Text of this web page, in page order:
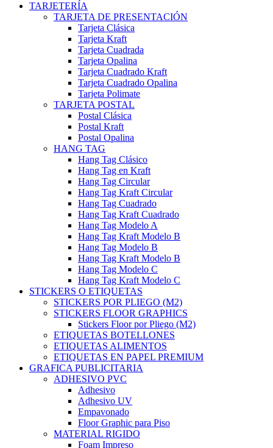
TARJETERÍA
TARJETA DE PRESENTACIÓN
Tarjeta Clásica
Tarjeta Kraft
Tarjeta Cuadrada
Tarjeta Opalina
Tarjeta Cuadrado Kraft
Tarjeta Cuadrado Opalina
Tarjeta Polimate
TARJETA POSTAL
Postal Clásica
Postal Kraft
Postal Opalina
HANG TAG
Hang Tag Clásico
Hang Tag en Kraft
Hang Tag Circular
Hang Tag Kraft Circular
Hang Tag Cuadrado
Hang Tag Kraft Cuadrado
Hang Tag Modelo A
Hang Tag Kraft Modelo B
Hang Tag Modelo B
Hang Tag Kraft Modelo B
Hang Tag Modelo C
Hang Tag Kraft Modelo C
STICKERS O ETIQUETAS
STICKERS POR PLIEGO (M2)
STICKERS FLOOR GRAPHICS
Stickers Floor por Pliego (M2)
ETIQUETAS BOTELLONES
ETIQUETAS ALIMENTOS
ETIQUETAS EN PAPEL PREMIUM
GRAFICA PUBLICITARIA
ADHESIVO PVC
Adhesivo
Adhesivo UV
Empavonado
Floor Graphic para Piso
MATERIAL RIGIDO
Foam Impreso